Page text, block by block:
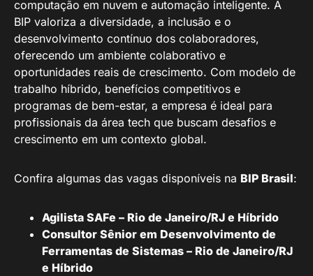
computação em nuvem e automação inteligente. A
BIP valoriza a diversidade, a inclusão e o
desenvolvimento contínuo dos colaboradores,
oferecendo um ambiente colaborativo e
oportunidades reais de crescimento. Com modelo de
trabalho híbrido, benefícios competitivos e
programas de bem-estar, a empresa é ideal para
profissionais da área tech que buscam desafios e
crescimento em um contexto global.
Confira algumas das vagas disponíveis na BIP Brasil:
Agilista SAFe – Rio de Janeiro/RJ e Híbrido
Consultor Sênior em Desenvolvimento de
Ferramentas de Sistemas – Rio de Janeiro/RJ
e Híbrido